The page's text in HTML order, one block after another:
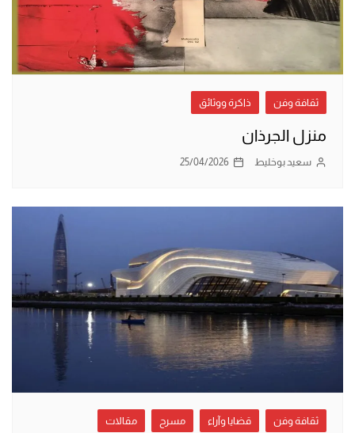
ثقافة وفن ذاكرة ووثائق
منزل الجرذان
سعيد بوخليط 25/04/2026
ثقافة وفن قضايا وآراء مسرح مقالات